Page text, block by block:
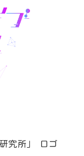
究所」 ロゴ